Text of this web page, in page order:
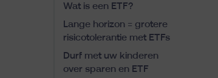
Wat is een ETF?
Lange horizon = grotere
risicotolerantie met ETFs
Durf met uw kinderen
over sparen en ETF